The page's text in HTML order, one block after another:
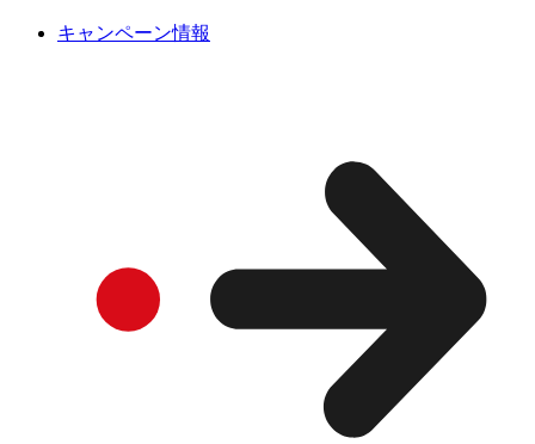
キャンペーン情報